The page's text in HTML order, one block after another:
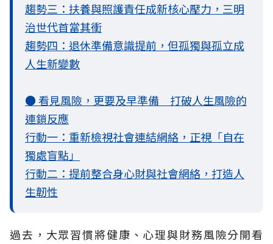
趨勢三：扶養與照護責任成新核心壓力，三明
治世代首當其衝
趨勢四：退休準備意識提前，但孤獨與孤立成
人生新變數
● 看見風險，更要及早準備 打破人生風險的
連鎖反應
行動一：重新檢視社會連結網絡，正視「自在
獨處盲點」
行動二：提前整合身心財與社會網絡，打造人
生韌性
過去，大眾習慣將健康、心理與財務風險分開看